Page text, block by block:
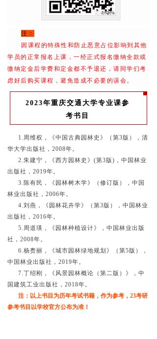
注：
因课程的特殊性和防止恶意占位影响到其他
学员的正常报名上课，一经正式报名缴纳全款或
缴纳定金后学费和定金都不予退还，请同学们考
虑好后购买课程，避免造成不必要的误会。
2023年重庆交通大学专业课参
考书目
1.周维权，《中国古典园林史》（第3版），清
华大学出版社，2008年。
2.朱建宁，《西方园林史》(第3版)，中国林业
出版社，2019年。
3.陈有民，《园林树木学》（修订版），中国
林业出版社，2006年。
4.刘燕，《园林花卉学》（第3版），中国林业
出版社，2016年。
5.周道瑛，《园林种植设计》，中国林业出版
社，2008年。
6.杨赉丽，《城市园林绿地规划》（第5版），
中国林业出版社，2019年。
7.丁绍刚，《风景园林概论（第二版）》，中
国建筑工业出版社，2018年。
注：以上书目为历年考试书籍，作为参考，23考研
参考书目以学校官方公布为准！